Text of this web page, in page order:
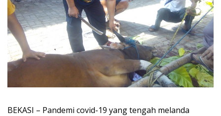
BEKASI – Pandemi covid-19 yang tengah melanda